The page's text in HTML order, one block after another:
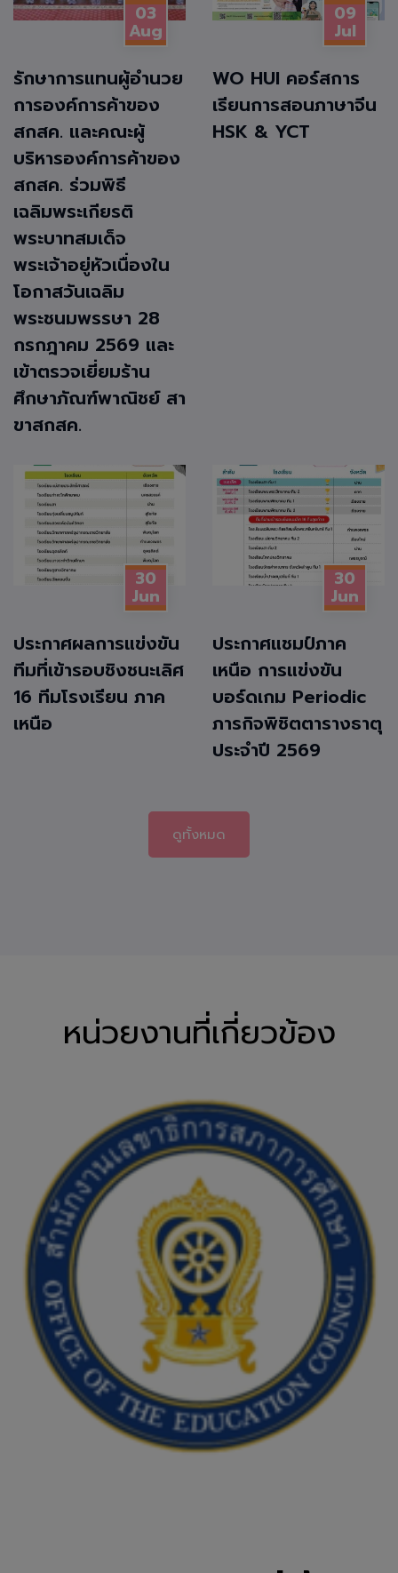
03
Aug
รักษาการแทนผู้อำนวย
การองค์การค้าของ
สกสค. และคณะผู้
บริหารองค์การค้าของ
สกสค. ร่วมพิธี
เฉลิมพระเกียรติ
พระบาทสมเด็จ
พระเจ้าอยู่หัวเนื่องใน
โอกาสวันเฉลิม
พระชนมพรรษา 28
กรกฎาคม 2569 และ
เข้าตรวจเยี่ยมร้าน
ศึกษาภัณฑ์พาณิชย์ สา
ขาสกสค.
09
Jul
WO HUI คอร์สการ
เรียนการสอนภาษาจีน
HSK & YCT
30
Jun
ประกาศผลการแข่งขัน
ทีมที่เข้ารอบชิงชนะเลิศ
16 ทีมโรงเรียน ภาค
เหนือ
30
Jun
ประกาศแชมป์ภาค
เหนือ การแข่งขัน
บอร์ดเกม Periodic
ภารกิจพิชิตตารางธาตุ
ประจำปี 2569
ดูทั้งหมด
หน่วยงานที่เกี่ยวข้อง